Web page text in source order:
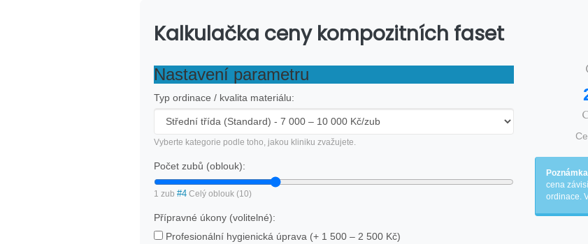
Kalkulačka ceny kompozitních faset
Nastavení parametru
Typ ordinace / kvalita materiálu:
Vyberte kategorie podle toho, jakou kliniku zvažujete.
Počet zubů (oblouk):
1 zub #4 Celý oblouk (10)
Přípravné úkony (volitelné):
Profesionální hygienická úprava (+ 1 500 – 2 500 Kč)
cena
ordinace.